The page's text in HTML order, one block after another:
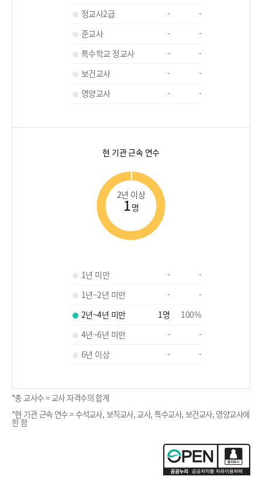
정교사2급
-
-
준교사
-
-
특수학교 정교사
-
-
보건교사
-
-
영양교사
- -
현 기관 근속 연수
2년 이상
1명
1년 미만 -
-
1년~2년 미만
-
-
2년~4년 미만
1명 100%
4년~6년 미만
-
-
6년 이상
- -
*총 교사수 = 교사 자격수의 합계
*현 기관 근속 연수 = 수석교사, 보직교사, 교사, 특수교사, 보건교사, 영양교사에
한 함